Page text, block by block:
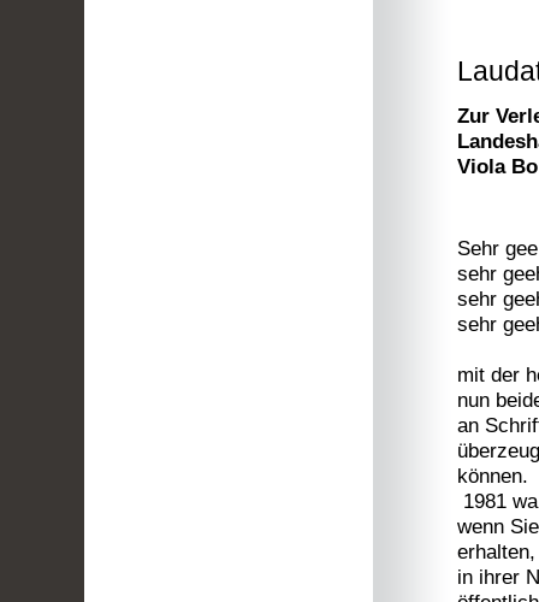
Zur
Viola
Sehr
sehr
sehr
sehr
mit der
nun
an
können.
1981
wenn
in ihrer